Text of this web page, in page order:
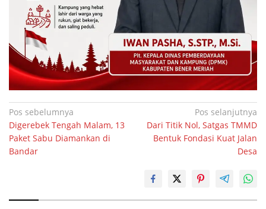
Navigasi
pos
Pos sebelumnya
Digerebek Tengah Malam, 13
Paket Sabu Diamankan di
Bandar
Pos selanjutnya
Dari Titik Nol, Satgas TMMD
Bentuk Fondasi Kuat Jalan
Desa